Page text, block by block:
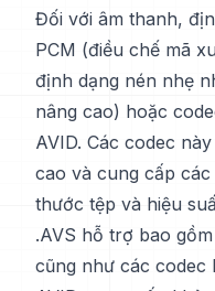
Đối với âm thanh,
PCM (điều chế mã
định dạng nén nhẹ
nâng cao) hoặc
AVID. Các codec
cao và cung cấp
thước tệp và hiệu
.AVS hỗ trợ bao
cũng như các codec